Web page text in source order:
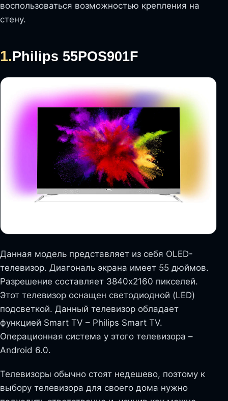
воспользоваться возможностью крепления на
стену.
1.Philips 55POS901F
Данная модель представляет из себя OLED-
телевизор. Диагональ экрана имеет 55 дюймов.
Разрешение составляет 3840х2160 пикселей.
Этот телевизор оснащен светодиодной (LED)
подсветкой. Данный телевизор обладает
функцией Smart TV – Philips Smart TV.
Операционная система у этого телевизора –
Android 6.0.
Телевизоры обычно стоят недешево, поэтому к
выбору телевизора для своего дома нужно